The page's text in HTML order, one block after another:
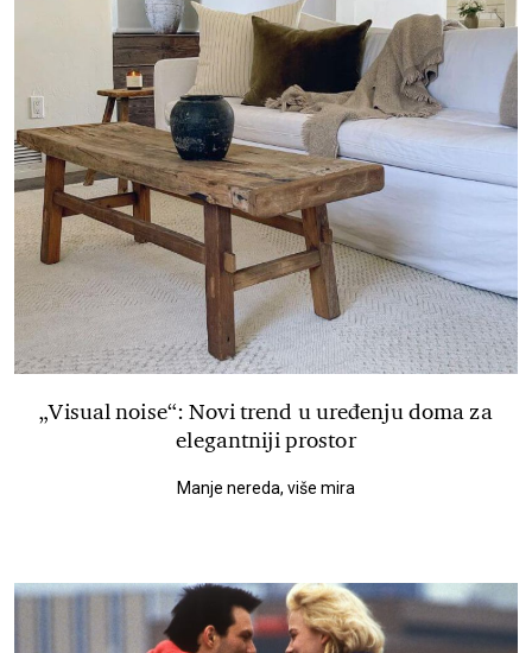
„Visual noise“: Novi trend u uređenju doma za
elegantniji prostor
Manje nereda, više mira